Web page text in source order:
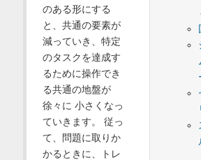
のある形にする
と、共通の要素が
減っていき、特定
のタスクを達成す
るために操作でき
る共通の地盤が
徐々に 小さくなっ
ていきます。 従っ
て、問題に取りか
かるときに、トレ